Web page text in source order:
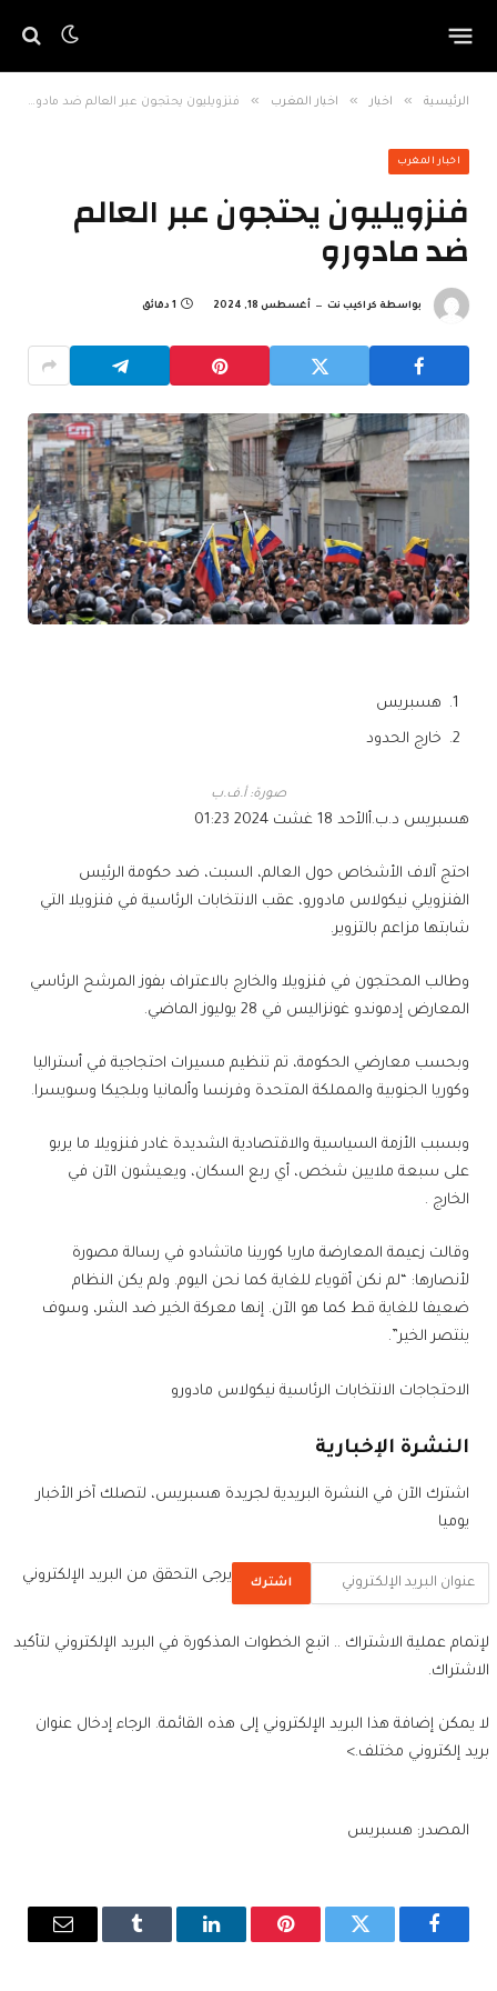
الرئيسية » اخبار » اخبار المغرب » فنزويليون يحتجون عبر العالم ضد مادورو
اخبار المغرب
فنزويليون يحتجون عبر العالم
ضد مادورو
بواسطة كراكيب نت أغسطس 18, 2024 1 دقائق
هسبريس
خارج الحدود
صورة: أ.ف.ب
هسبريس د.ب.أالأحد 18 غشت 2024 01:23
احتج آلاف الأشخاص حول العالم، السبت، ضد حكومة الرئيس
الفنزويلي نيكولاس مادورو، عقب الانتخابات الرئاسية في فنزويلا التي
شابتها مزاعم بالتزوير.
وطالب المحتجون في فنزويلا والخارج بالاعتراف بفوز المرشح الرئاسي
المعارض إدموندو غونزاليس في 28 يوليوز الماضي.
وبحسب معارضي الحكومة، تم تنظيم مسيرات احتجاجية في أستراليا
وكوريا الجنوبية والمملكة المتحدة وفرنسا وألمانيا وبلجيكا وسويسرا.
وبسبب الأزمة السياسية والاقتصادية الشديدة غادر فنزويلا ما يربو
على سبعة ملايين شخص، أي ربع السكان، ويعيشون الآن في
الخارج .
وقالت زعيمة المعارضة ماريا كورينا ماتشادو في رسالة مصورة
لأنصارها: “لم نكن أقوياء للغاية كما نحن اليوم. ولم يكن النظام
ضعيفا للغاية قط كما هو الآن. إنها معركة الخير ضد الشر، وسوف
ينتصر الخير”.
الاحتجاجات الانتخابات الرئاسية نيكولاس مادورو
النشرة الإخبارية
اشترك الآن في النشرة البريدية لجريدة هسبريس، لتصلك آخر الأخبار
يوميا
اشترك يرجى التحقق من البريد الإلكتروني
لإتمام عملية الاشتراك .. اتبع الخطوات المذكورة في البريد الإلكتروني لتأكيد
الاشتراك.
لا يمكن إضافة هذا البريد الإلكتروني إلى هذه القائمة. الرجاء إدخال عنوان
بريد إلكتروني مختلف.>
المصدر: هسبريس
فيسبوك تويتر بينتيريستلينكدإن Tumblr
البريد